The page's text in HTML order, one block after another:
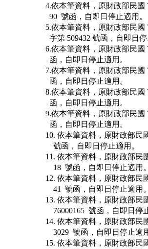
4.依本筆資料，原財政部民國
  90  號函，自即日停止適用。
5.依本筆資料，原財政部民國
字第 509432 號函，自即日
6.依本筆資料，原財政部民國
  函，自即日停止適用。
7.依本筆資料，原財政部民國
  函，自即日停止適用。
8.依本筆資料，原財政部民國
  函，自即日停止適用。
9.依本筆資料，原財政部民國
  函，自即日停止適用。
10. 依本筆資料，原財政部民
    號函，自即日停止適用。
11. 依本筆資料，原財政部民
18  號函，自即日停止適用
12. 依本筆資料，原財政部民
41  號函，自即日停止適用
13. 依本筆資料，原財政部民
76000165  號函，自即日停
14. 依本筆資料，原財政部民
3029  號函，自即日停止適
15. 依本筆資料，原財政部民